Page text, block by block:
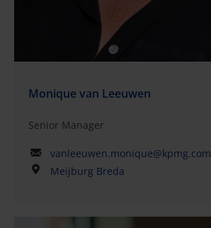
Monique van Leeuwen
Senior Manager
vanleeuwen.monique@kpmg.com
Meijburg Breda